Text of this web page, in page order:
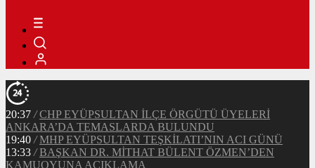
20:37 / CHP EYÜPSULTAN İLÇE ÖRGÜTÜ ÜYELERİ
ANKARA’DA TEMASLARDA BULUNDU
19:40 / MHP EYÜPSULTAN TEŞKİLATI’NIN ACI GÜNÜ
13:33 / BAŞKAN DR. MİTHAT BÜLENT ÖZMEN’DEN
KAMUOYUNA AÇIKLAMA